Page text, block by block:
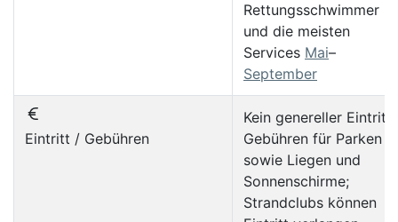
Rettungsschwimmer
und die meisten
Services Mai–
September
Eintritt / Gebühren
Kein genereller Eintritt;
Gebühren für Parken
sowie Liegen und
Sonnenschirme;
Strandclubs können